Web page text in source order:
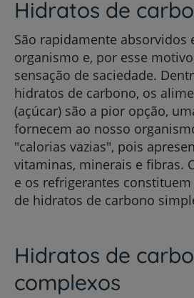
Hidratos de
São rapidamente absorvidos
organismo e, por esse
sensação de saciedade.
hidratos de carbono, os
(açúcar) são a pior opção,
fornecem ao nosso
"calorias vazias", pois
vitaminas, minerais e fibras.
e os refrigerantes
de hidratos de carbono
Hidratos de
complexos